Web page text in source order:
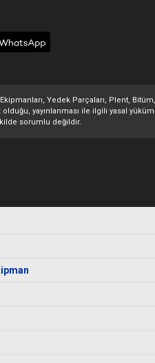
Yedek Parçaları, Plent,
yayınlanması ile ilgili yasal
sorumlu değildir.